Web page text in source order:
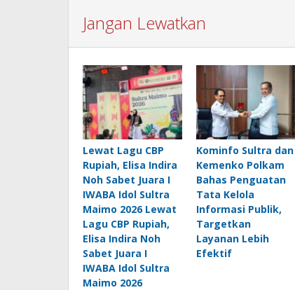
Jangan Lewatkan
Lewat Lagu CBP
Rupiah, Elisa Indira
Noh Sabet Juara I
IWABA Idol Sultra
Maimo 2026 Lewat
Lagu CBP Rupiah,
Elisa Indira Noh
Sabet Juara I
IWABA Idol Sultra
Maimo 2026
Kominfo Sultra dan
Kemenko Polkam
Bahas Penguatan
Tata Kelola
Informasi Publik,
Targetkan
Layanan Lebih
Efektif